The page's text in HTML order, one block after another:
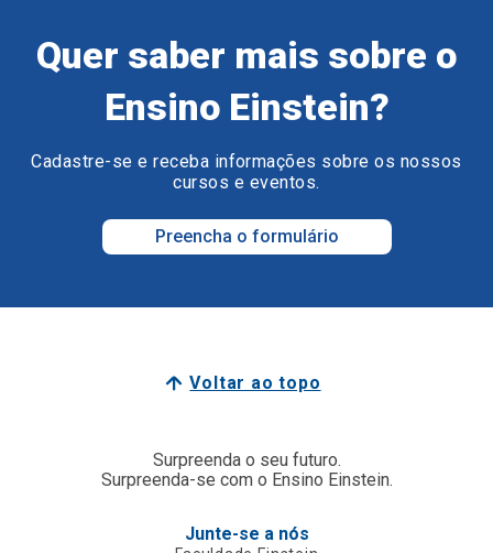
Quer saber mais sobre o
Ensino Einstein?
Cadastre-se e receba informações sobre os nossos
cursos e eventos.
Preencha o formulário
Voltar ao topo
Surpreenda o seu futuro.
Surpreenda-se com o Ensino Einstein.
Junte-se a nós